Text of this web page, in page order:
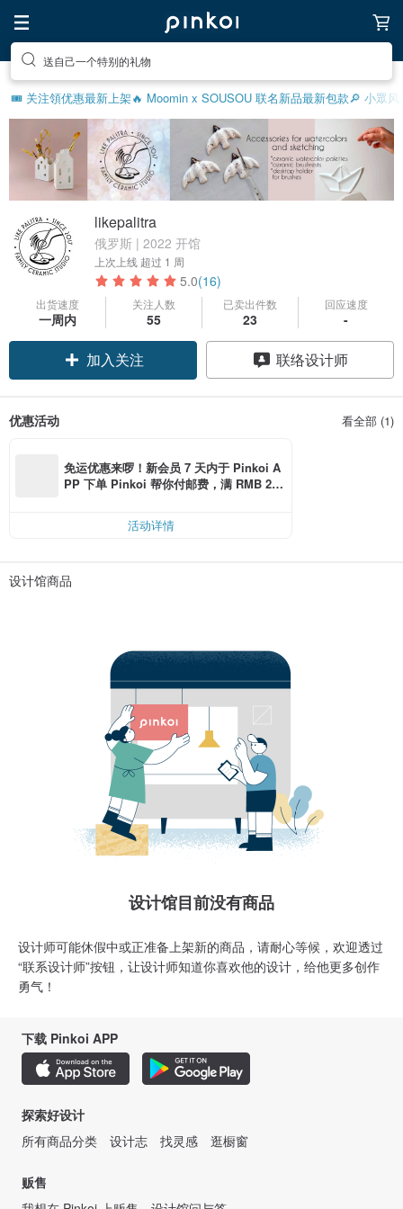
送自己一个特别的礼物
🎟️ 关注領优惠最新上架🔥 Moomin x SOUSOU 联名新品最新包款🔎 小眾
likepalitra
俄罗斯 | 2022 开馆
上次上线 超过 1 周
5.0(16)
出货速度
一周内
关注人数
55
已卖出件数
23
回应速度
-
加入关注 联络设计师
优惠活动 看全部 (1)
免运优惠来啰！新会员 7 天内于 Pinkoi A
PP 下单 Pinkoi 帮你付邮费，满 RMB 25
活动详情
设计馆商品
设计馆目前没有商品
设计师可能休假中或正准备上架新的商品，请耐心等候，欢迎透过
“联系设计师”按钮，让设计师知道你喜欢他的设计，给他更多创作
勇气！
下载 Pinkoi APP
探索好设计
所有商品分类
设计志 找灵感 逛橱窗
贩售